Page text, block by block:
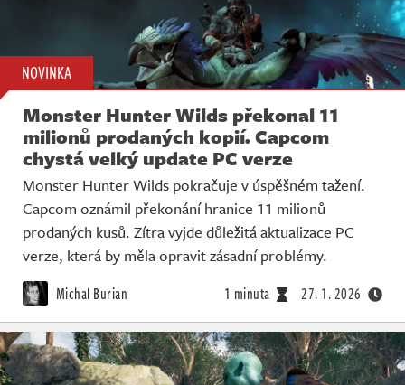
NOVINKA
Monster Hunter Wilds překonal 11
milionů prodaných kopií. Capcom
chystá velký update PC verze
Monster Hunter Wilds pokračuje v úspěšném tažení.
Capcom oznámil překonání hranice 11 milionů
prodaných kusů. Zítra vyjde důležitá aktualizace PC
verze, která by měla opravit zásadní problémy.
Michal Burian 1 minuta 27. 1. 2026